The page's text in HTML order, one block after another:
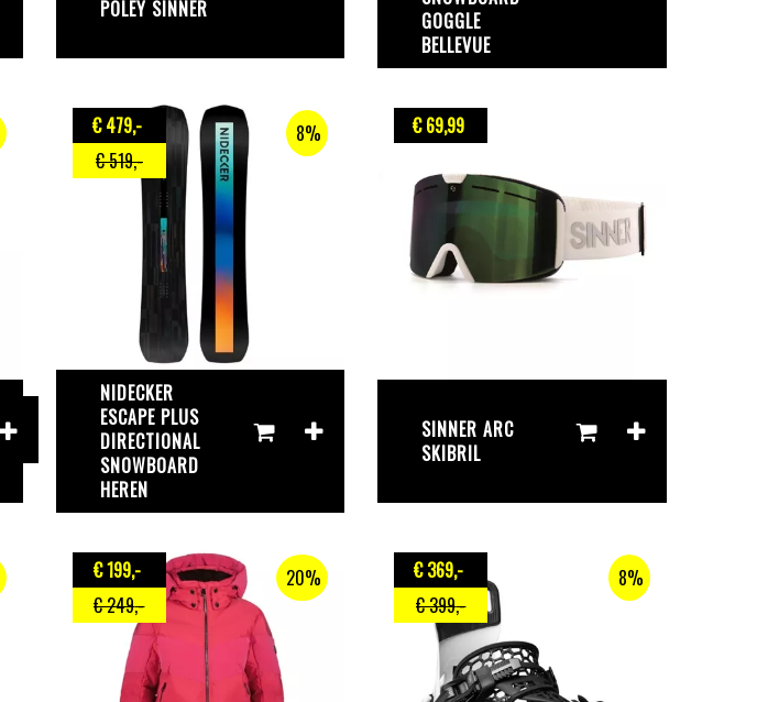
POLEY SINNER
GOGGLE
BELLEVUE
€ 479,-
€ 519,-
8%
NIDECKER
ESCAPE PLUS
DIRECTIONAL
SNOWBOARD
HEREN
€ 69,99
SINNER ARC
SKIBRIL
€ 199,-
€ 249,-
20% € 369,-
€ 399,-
8%